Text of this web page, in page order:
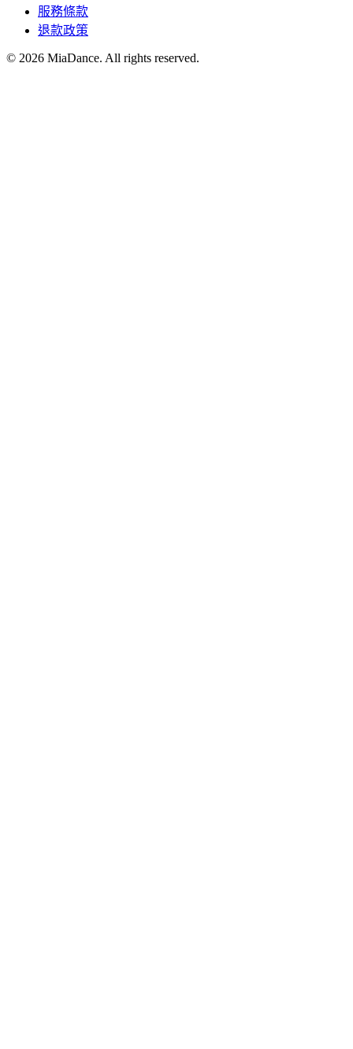
服務條款
退款政策
© 2026 MiaDance. All rights reserved.